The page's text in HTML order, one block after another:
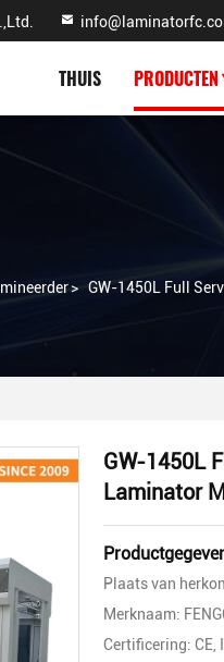
THUIS PRODUCTEN
> GW-1450L Full
GW-1450L
Laminator
Plaats van
Merknaam:
Certificering: CE,